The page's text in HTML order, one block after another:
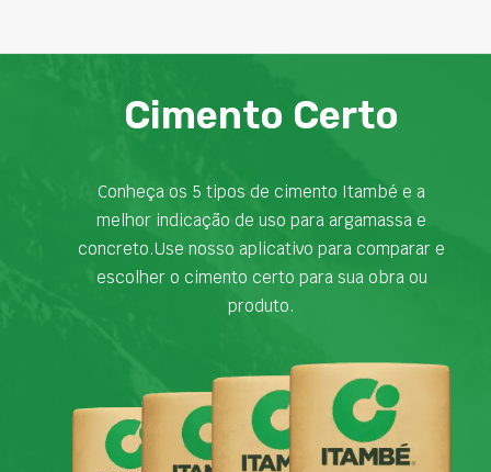
Cimento Certo
Conheça os 5 tipos de cimento Itambé e a
melhor indicação de uso para argamassa e
concreto.Use nosso aplicativo para comparar e
escolher o cimento certo para sua obra ou
produto.